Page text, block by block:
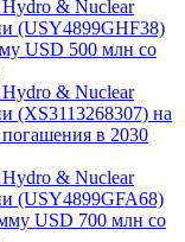
& Nuclear
(USY4899GHF38)
USD 500 млн со
& Nuclear
(XS3113268307) на
в 2030